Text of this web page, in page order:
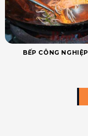
BẾP CÔNG NGHIỆP